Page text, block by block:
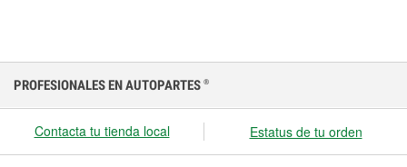
PROFESIONALES EN AUTOPARTES ®
Contacta tu tienda local Estatus de tu orden